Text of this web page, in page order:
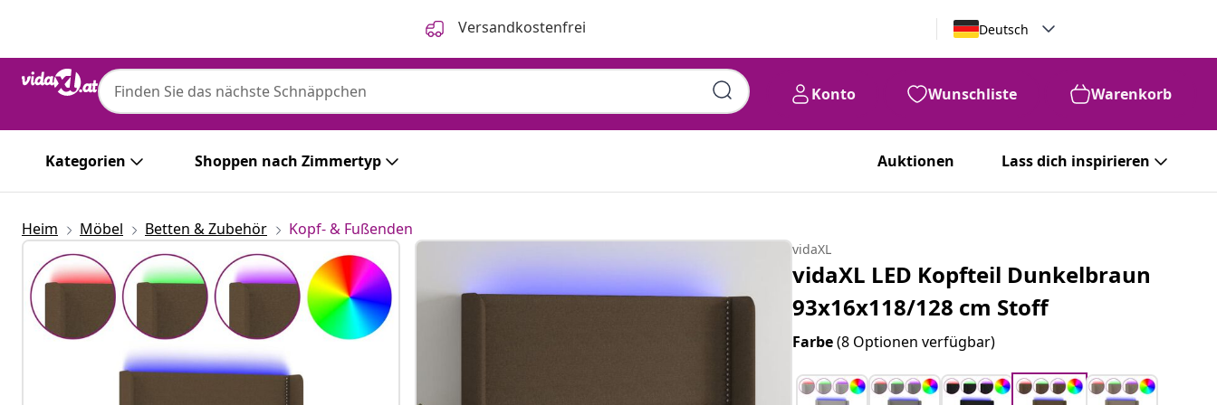
Versandkostenfrei Deutsch
Konto Wunschliste Warenkorb
Kategorien Shoppen nach Zimmertyp Auktionen Lass dich inspirieren
Heim Möbel Betten & Zubehör Kopf- & Fußenden
vidaXL
vidaXL LED Kopfteil Dunkelbraun
93x16x118/128 cm Stoff
Farbe(8 Optionen verfügbar)